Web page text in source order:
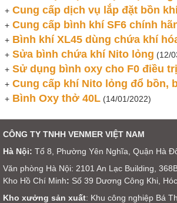
+ Cung cấp dịch vụ lắp đặt bồn
+ Cung cấp bình khí SF6 chính
+ Bình khí XL45 dùng chứa khí
+ Sửa bình chứa khí Nito lỏng (12/
+ Sử dụng bình oxy cho F0 điều
+ Cung cấp khí Nito lỏng đổ bồn,
+ Bình Oxy thở 40L (14/01/2022)
CÔNG TY TNHH VENMER VIỆT NAM
Hà Nội: Tổ 8, Phường Yên Nghĩa, Quận Hà
Văn phòng Hà Nội: 2101 An Lạc Building,
Kho Hồ Chí Minh: Số 39 Dương Công Khi,
Kho xưởng sản xuất: Khu công nghiệp Bá